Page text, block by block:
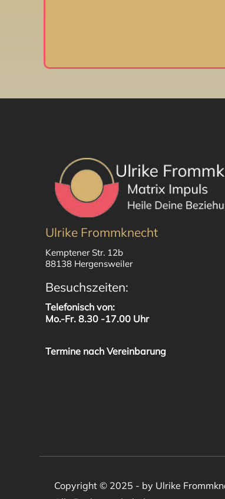
Ulrike Frommknecht
Kemptener Str. 12b
88138 Hergensweiler
Besuchszeiten:
Telefonisch von:
Mo.-Fr. 8.30 -17.00 Uhr
Termine nach Vereinbarung
Copyright © 2025 - by Ulrike